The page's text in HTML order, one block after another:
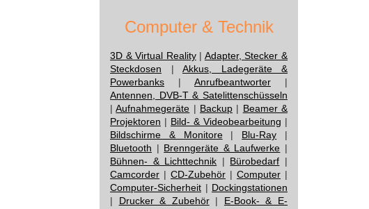
Computer & Technik
3D & Virtual Reality| Adapter, Stecker &
Steckdosen | Akkus, Ladegeräte &
Powerbanks | Anrufbeantworter |
Antennen, DVB-T & Satelittenschüsseln
|Aufnahmegeräte | Backup | Beamer &
Projektoren | Bild- & Videobearbeitung |
Bildschirme & Monitore| Blu-Ray |
Bluetooth | Brenngeräte & Laufwerke |
Bühnen- & Lichttechnik | Bürobedarf |
Camcorder | CD-Zubehör | Computer |
Computer-Sicherheit | Dockingstationen
| Drucker & Zubehör| E-Book- & E-